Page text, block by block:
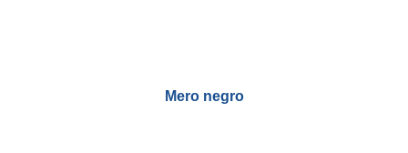
Mero negro